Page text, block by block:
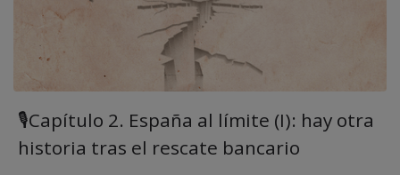
🎙Capítulo 2. España al límite (I): hay otra
historia tras el rescate bancario